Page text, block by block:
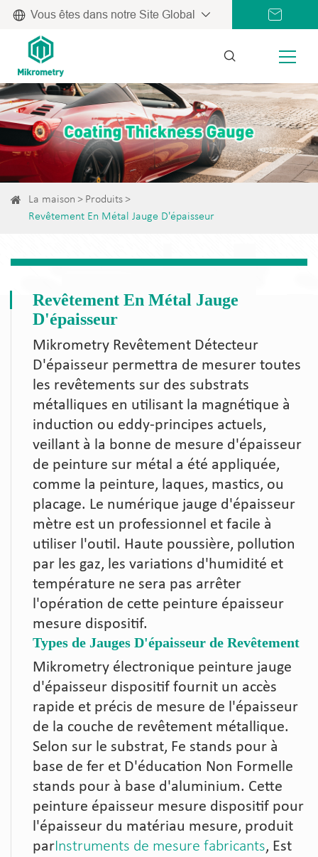
Vous êtes dans notre Site Global
La maison
Produits
Revêtement En Métal Jauge D'épaisseur
Revêtement En Métal Jauge
D'épaisseur
Mikrometry Revêtement Détecteur
D'épaisseur permettra de mesurer toutes
les revêtements sur des substrats
métalliques en utilisant la magnétique à
induction ou eddy-principes actuels,
veillant à la bonne de mesure d'épaisseur
de peinture sur métal a été appliquée,
comme la peinture, laques, mastics, ou
placage. Le numérique jauge d'épaisseur
mètre est un professionnel et facile à
utiliser l'outil. Haute poussière, pollution
par les gaz, les variations d'humidité et
température ne sera pas arrêter
l'opération de cette peinture épaisseur
mesure dispositif.
Types de Jauges D'épaisseur de Revêtement
Mikrometry électronique peinture jauge
d'épaisseur dispositif fournit un accès
rapide et précis de mesure de l'épaisseur
de la couche de revêtement métallique.
Selon sur le substrat, Fe stands pour à
base de fer et D'éducation Non Formelle
stands pour à base d'aluminium. Cette
peinture épaisseur mesure dispositif pour
l'épaisseur du matériau mesure, produit
parInstruments de mesure fabricants, Est